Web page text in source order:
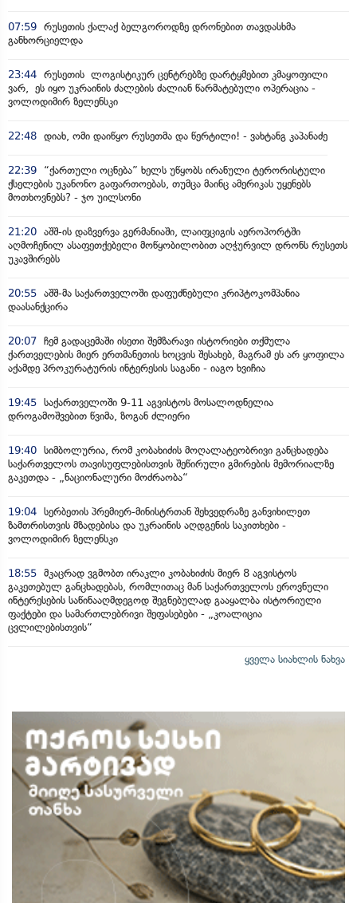
07:59 რუსეთის ქალაქ ბელგოროდზე დრონებით თავდასხმა
განხორციელდა
23:44 რუსეთის ლოგისტიკურ ცენტრებზე დარტყმებით კმაყოფილი
ვარ, ეს იყო უკრაინის ძალების ძალიან წარმატებული ოპერაცია -
ვოლოდიმირ ზელენსკი
22:48 დიახ, ომი დაიწყო რუსეთმა და წერტილი! - ვახტანგ კაპანაძე
22:39
“ქართული ოცნება” ხელს უწყობს ირანული ტერორისტული
ქსელების უკანონო გაფართოებას, თუმცა მაინც ამერიკას უყენებს
მოთხოვნებს? - ჯო უილსონი
21:20 აშშ-ის დაზვერვა გერმანიაში, ლაიფციგის აეროპორტში
აღმოჩენილ ასაფეთქებელი მოწყობილობით აღჭურვილ დრონს რუსეთს
უკავშირებს
20:55 აშშ-მა საქართველოში დაფუძნებული კრიპტოკომპანია
დაასანქცირა
20:07 ჩემ გადაცემაში ისეთი შემზარავი ისტორიები თქმულა
ქართველების მიერ ერთმანეთის ხოცვის შესახებ, მაგრამ ეს არ ყოფილა
აქამდე პროკურატურის ინტერესის საგანი - იაგო ხვიჩია
19:45 საქართველოში 9-11 აგვისტოს მოსალოდნელია
დროგამოშვებით წვიმა, ზოგან ძლიერი
19:40 სიმბოლურია, რომ კობახიძის მოღალატეობრივი განცხადება
საქართველოს თავისუფლებისთვის შეწირული გმირების მემორიალზე
გაკეთდა - „ნაციონალური მოძრაობა“
19:04 სერბეთის პრემიერ-მინისტრთან შეხვედრაზე განვიხილეთ
ზამთრისთვის მზადებისა და უკრაინის აღდგენის საკითხები -
ვოლოდიმირ ზელენსკი
18:55 მკაცრად ვგმობთ ირაკლი კობახიძის მიერ 8 აგვისტოს
გაკეთებულ განცხადებას, რომლითაც მან საქართველოს ეროვნული
ინტერესების საწინააღმდეგოდ შეგნებულად გააყალბა ისტორიული
ფაქტები და სამართლებრივი შეფასებები - „კოალიცია
ცვლილებისთვის“
ყველა სიახლის ნახვა